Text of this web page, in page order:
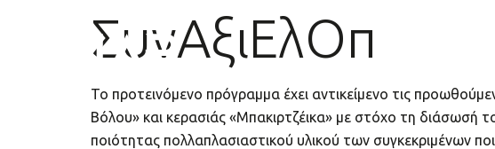
ΣυνΑξιΕλΟπ
Το προτεινόμενο πρόγραμμα έχει αντικείμενο τις
Βόλου» και κερασιάς «Μπακιρτζέικα» με στόχο τη διάσωσή
ποιότητας πολλαπλασιαστικού υλικού των συγκεκριμένων